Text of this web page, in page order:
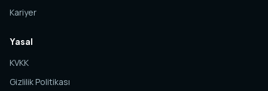
Kariyer
Yasal
KVKK
Gizlilik Politikası